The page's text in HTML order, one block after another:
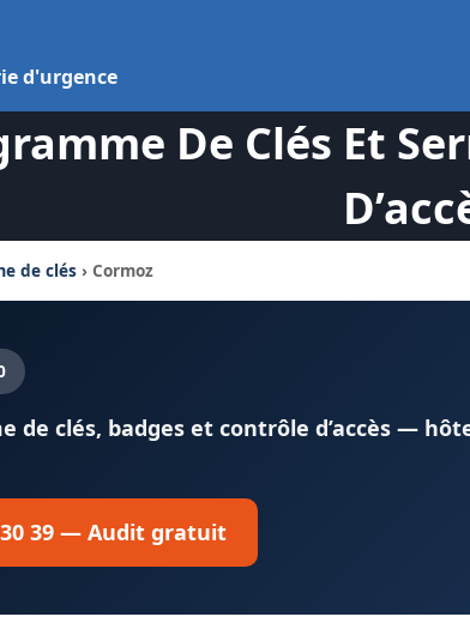
d'urgence
De Clés Et
de clés › Cormoz
de clés, badges et contrôle d’accès —
30 39 — Audit gratuit